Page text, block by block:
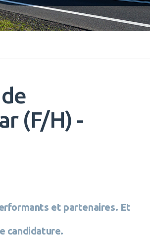
(F/H) -
et partenaires. Et
candidature.